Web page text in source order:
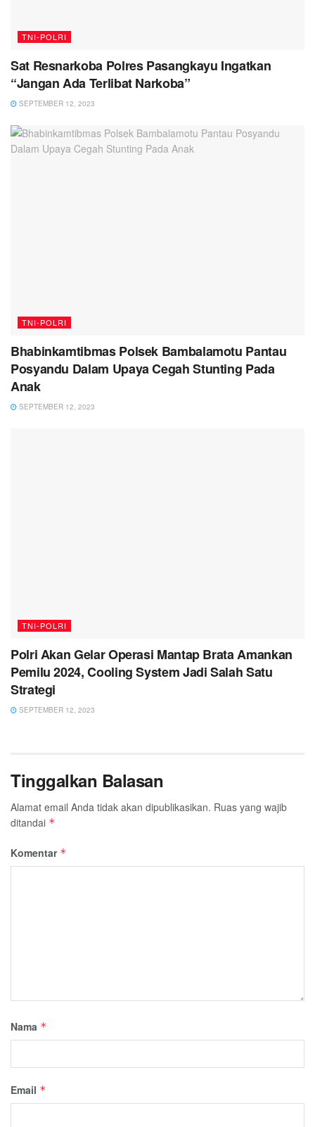
TNI-POLRI
Sat Resnarkoba Polres Pasangkayu Ingatkan
“Jangan Ada Terlibat Narkoba”
SEPTEMBER 12, 2023
TNI-POLRI
Bhabinkamtibmas Polsek Bambalamotu Pantau
Posyandu Dalam Upaya Cegah Stunting Pada
Anak
SEPTEMBER 12, 2023
TNI-POLRI
Polri Akan Gelar Operasi Mantap Brata Amankan
Pemilu 2024, Cooling System Jadi Salah Satu
Strategi
SEPTEMBER 12, 2023
Tinggalkan Balasan
Alamat email Anda tidak akan dipublikasikan. Ruas yang wajib
ditandai *
Komentar *
Nama *
Email *